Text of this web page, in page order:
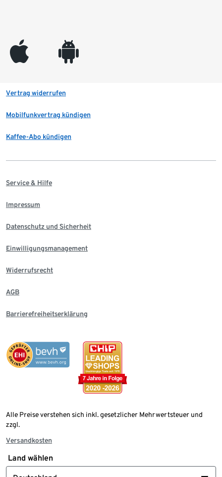
appleinc android
Vertrag widerrufen
Mobilfunkvertrag kündigen
Kaffee-Abo kündigen
Service & Hilfe
Impressum
Datenschutz und Sicherheit
Einwilligungsmanagement
Widerrufsrecht
AGB
Barrierefreiheitserklärung
Alle Preise verstehen sich inkl. gesetzlicher Mehrwertsteuer und
zzgl.
Versandkosten
Land wählen